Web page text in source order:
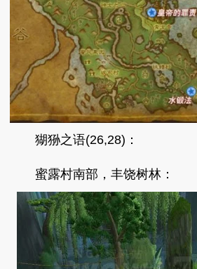
猢狲之语(26,28)：
蜜露村南部，丰饶树林：